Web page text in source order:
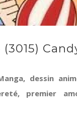
dessin
premier